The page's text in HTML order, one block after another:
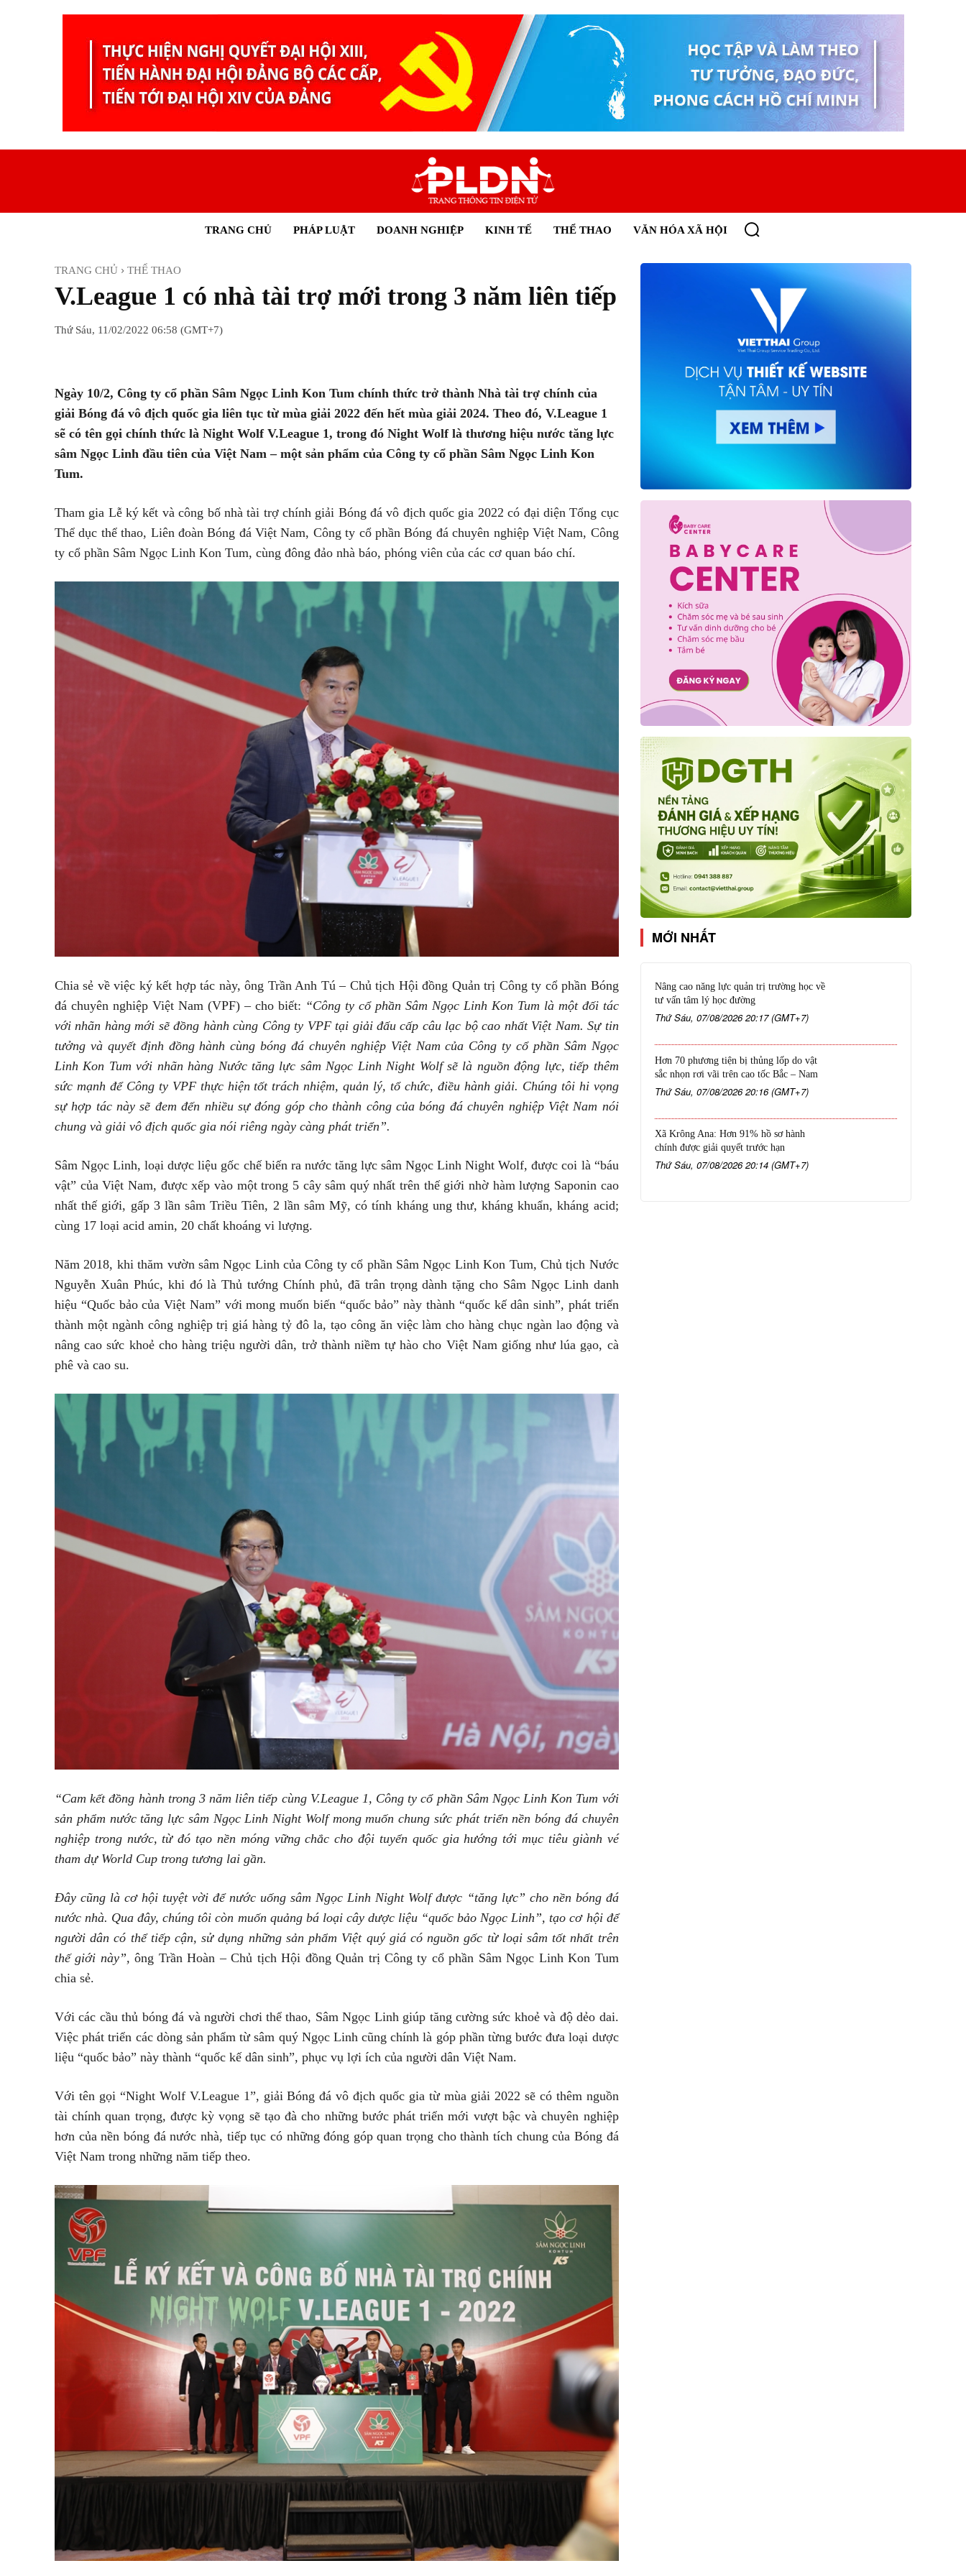
TRANG CHỦ PHÁP LUẬT DOANH NGHIỆP KINH TẾ THỂ THAO VĂN HÓA XÃ HỘI
TRANG CHỦ THỂ THAO
V.League 1 có nhà tài trợ mới trong 3 năm liên tiếp
Thứ Sáu, 11/02/2022 06:58 (GMT+7)
Ngày 10/2, Công ty cổ phần Sâm Ngọc Linh Kon Tum chính thức trở thành Nhà tài trợ chính của
giải Bóng đá vô địch quốc gia liên tục từ mùa giải 2022 đến hết mùa giải 2024. Theo đó, V.League 1
sẽ có tên gọi chính thức là Night Wolf V.League 1, trong đó Night Wolf là thương hiệu nước tăng lực
sâm Ngọc Linh đầu tiên của Việt Nam – một sản phẩm của Công ty cổ phần Sâm Ngọc Linh Kon
Tum.
Tham gia Lễ ký kết và công bố nhà tài trợ chính giải Bóng đá vô địch quốc gia 2022 có đại diện Tổng cục
Thể dục thể thao, Liên đoàn Bóng đá Việt Nam, Công ty cổ phần Bóng đá chuyên nghiệp Việt Nam, Công
ty cổ phần Sâm Ngọc Linh Kon Tum, cùng đông đảo nhà báo, phóng viên của các cơ quan báo chí.
Chia sẻ về việc ký kết hợp tác này, ông Trần Anh Tú – Chủ tịch Hội đồng Quản trị Công ty cổ phần Bóng
đá chuyên nghiệp Việt Nam (VPF) – cho biết: “Công ty cổ phần Sâm Ngọc Linh Kon Tum là một đối tác
với nhãn hàng mới sẽ đồng hành cùng Công ty VPF tại giải đấu cấp câu lạc bộ cao nhất Việt Nam. Sự tin
tưởng và quyết định đồng hành cùng bóng đá chuyên nghiệp Việt Nam của Công ty cổ phần Sâm Ngọc
Linh Kon Tum với nhãn hàng Nước tăng lực sâm Ngọc Linh Night Wolf sẽ là nguồn động lực, tiếp thêm
sức mạnh để Công ty VPF thực hiện tốt trách nhiệm, quản lý, tổ chức, điều hành giải. Chúng tôi hi vọng
sự hợp tác này sẽ đem đến nhiều sự đóng góp cho thành công của bóng đá chuyên nghiệp Việt Nam nói
chung và giải vô địch quốc gia nói riêng ngày càng phát triển”.
Sâm Ngọc Linh, loại dược liệu gốc chế biến ra nước tăng lực sâm Ngọc Linh Night Wolf, được coi là “báu
vật” của Việt Nam, được xếp vào một trong 5 cây sâm quý nhất trên thế giới nhờ hàm lượng Saponin cao
nhất thế giới, gấp 3 lần sâm Triều Tiên, 2 lần sâm Mỹ, có tính kháng ung thư, kháng khuẩn, kháng acid;
cùng 17 loại acid amin, 20 chất khoáng vi lượng.
Năm 2018, khi thăm vườn sâm Ngọc Linh của Công ty cổ phần Sâm Ngọc Linh Kon Tum, Chủ tịch Nước
Nguyễn Xuân Phúc, khi đó là Thủ tướng Chính phủ, đã trân trọng dành tặng cho Sâm Ngọc Linh danh
hiệu “Quốc bảo của Việt Nam” với mong muốn biến “quốc bảo” này thành “quốc kế dân sinh”, phát triển
thành một ngành công nghiệp trị giá hàng tỷ đô la, tạo công ăn việc làm cho hàng chục ngàn lao động và
nâng cao sức khoẻ cho hàng triệu người dân, trở thành niềm tự hào cho Việt Nam giống như lúa gạo, cà
phê và cao su.
“Cam kết đồng hành trong 3 năm liên tiếp cùng V.League 1, Công ty cổ phần Sâm Ngọc Linh Kon Tum với
sản phẩm nước tăng lực sâm Ngọc Linh Night Wolf mong muốn chung sức phát triển nền bóng đá chuyên
nghiệp trong nước, từ đó tạo nền móng vững chắc cho đội tuyển quốc gia hướng tới mục tiêu giành vé
tham dự World Cup trong tương lai gần.
Đây cũng là cơ hội tuyệt vời để nước uống sâm Ngọc Linh Night Wolf được “tăng lực” cho nền bóng đá
nước nhà. Qua đây, chúng tôi còn muốn quảng bá loại cây dược liệu “quốc bảo Ngọc Linh”, tạo cơ hội để
người dân có thể tiếp cận, sử dụng những sản phẩm Việt quý giá có nguồn gốc từ loại sâm tốt nhất trên
thế giới này”,ông Trần Hoàn – Chủ tịch Hội đồng Quản trị Công ty cổ phần Sâm Ngọc Linh Kon Tum
chia sẻ.
Với các cầu thủ bóng đá và người chơi thể thao, Sâm Ngọc Linh giúp tăng cường sức khoẻ và độ dẻo dai.
Việc phát triển các dòng sản phẩm từ sâm quý Ngọc Linh cũng chính là góp phần từng bước đưa loại dược
liệu “quốc bảo” này thành “quốc kế dân sinh”, phục vụ lợi ích của người dân Việt Nam.
Với tên gọi “Night Wolf V.League 1”, giải Bóng đá vô địch quốc gia từ mùa giải 2022 sẽ có thêm nguồn
tài chính quan trọng, được kỳ vọng sẽ tạo đà cho những bước phát triển mới vượt bậc và chuyên nghiệp
hơn của nền bóng đá nước nhà, tiếp tục có những đóng góp quan trọng cho thành tích chung của Bóng đá
Việt Nam trong những năm tiếp theo.
MỚI NHẤT
Nâng cao năng lực quản trị trường học về
tư vấn tâm lý học đường
Thứ Sáu, 07/08/2026 20:17 (GMT+7)
Hơn 70 phương tiện bị thủng lốp do vật
sắc nhọn rơi vãi trên cao tốc Bắc – Nam
Thứ Sáu, 07/08/2026 20:16 (GMT+7)
Xã Krông Ana: Hơn 91% hồ sơ hành
chính được giải quyết trước hạn
Thứ Sáu, 07/08/2026 20:14 (GMT+7)